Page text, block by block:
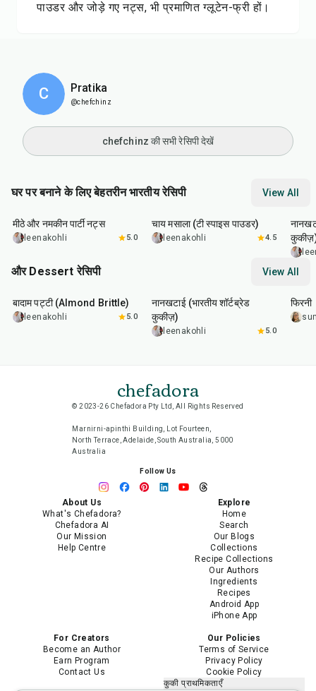
पाउडर और जोड़े गए नट्स, भी प्रमाणित ग्लूटेन-फ्री हों।
C Pratika
@chefchinz
chefchinz की सभी रेसिपी देखें
घर पर बनाने के लिए बेहतरीन भारतीय रेसिपी View All
min
मीठे और नमकीन पार्टी नट्स
leenakohli 5.0
15 min
चाय मसाला (टी स्पाइस पाउडर)
leenakohli 4.5
और Dessert रेसिपी View All
20
बादाम पट्टी (Almond Brittle)
leenakohli 5.0
नानखटाई (भारतीय शॉर्टब्रेड
कुकीज़)
leenakohli 5.0
फिरनी
chefadora
© 2023-26 Chefadora Pty Ltd, All Rights Reserved
Marnirni-apinthi Building, Lot Fourteen,
North Terrace, Adelaide, South Australia, 5000
Australia
Follow Us
About Us
What's Chefadora?
Chefadora AI
Our Mission
Help Centre
Explore
Home
Search
Our Blogs
Collections
Recipe Collections
Our Authors
Ingredients
Recipes
Android App
iPhone App
For Creators
Become an Author
Earn Program
Contact Us
Our Policies
Terms of Service
Privacy Policy
Cookie Policy
कुकी प्राथमिकताएँ